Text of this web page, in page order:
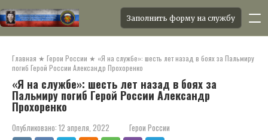
контенту
Заполнить форму на службу
Главная ★ Герои России ★ «Я на службе»: шесть лет назад в боях за Пальмиру
погиб Герой России Александр Прохоренко
«Я на службе»: шесть лет назад в боях за
Пальмиру погиб Герой России Александр
Прохоренко
Опубликовано: 12 апреля, 2022 Герои России